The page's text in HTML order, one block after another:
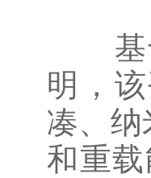
基于
明，
凑、
和重